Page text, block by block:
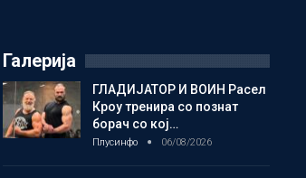
Галерија
ГЛАДИЈАТОР И ВОИН Расел
Кроу тренира со познат
борач со кој…
Плусинфо 06/08/2026